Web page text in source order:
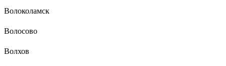
Волоколамск
Волосово
Волхов